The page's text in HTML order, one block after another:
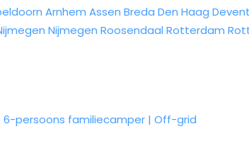
Arnhem Assen Breda Den Haag
Nijmegen Roosendaal Rotterdam
6-persoons familiecamper | Off-grid